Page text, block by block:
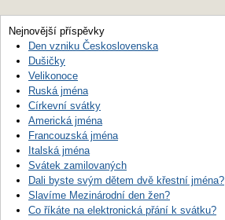
Nejnovější příspěvky
Den vzniku Československa
Dušičky
Velikonoce
Ruská jména
Církevní svátky
Americká jména
Francouzská jména
Italská jména
Svátek zamilovaných
Dali byste svým dětem dvě křestní jména?
Slavíme Mezinárodní den žen?
Co říkáte na elektronická přání k svátku?